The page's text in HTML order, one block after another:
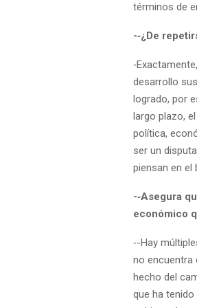
términos de
-‑¿De
desarrollo
logrado, por
largo plazo,
política,
ser un
piensan en el
-‑Asegura
económico
‑-Hay
no encuentra
hecho del
que ha